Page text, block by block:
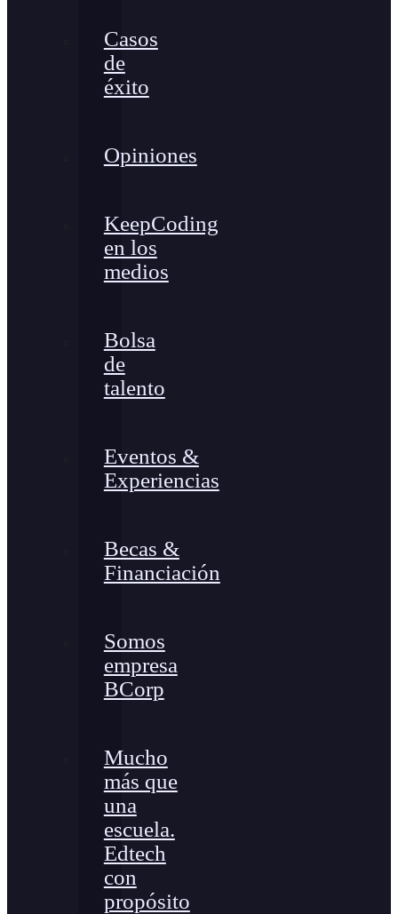
Casos
de
éxito
Opiniones
KeepCoding
en los
medios
Bolsa
de
talento
Eventos &
Experiencias
Becas &
Financiación
Somos
empresa
BCorp
Mucho
más que
una
escuela.
Edtech
con
propósito